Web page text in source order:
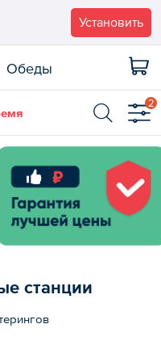
Установить
Обеды
2
станции